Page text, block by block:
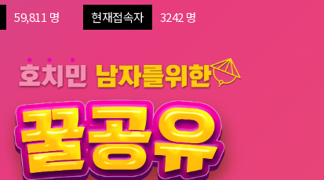
59,811 명 현재접속자 3242 명